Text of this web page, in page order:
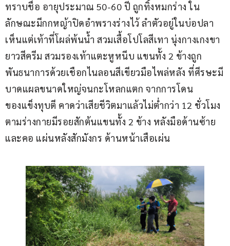
ทราบชื่อ อายุประมาณ 50-60 ปี ถูกทิ้งหมกร่าง ใน
ลักษณะมีกกหญ้าปิดอำพรางร่างไว้ ลำตัวอยู่ในบ่อปลา
เห็นแต่เท้าที่โผล่พ้นน้ำ สวมเสื้อโปโลสีเทา นุ่งกางเกงขา
ยาวสีครีม สวมรองเท้าแตะหูหนีบ แขนทั้ง 2 ข้างถูก
พันธนาการด้วยเชือกไนลอนสีเขียวมือไพล่หลัง ที่ศีรษะมี
บาดแผลขนาดใหญ่จนกะโหลกแตก จากการโดน
ของแข็งทุบตี คาดว่าเสียชีวิตมาแล้วไม่ต่ำกว่า 12 ชั่วโมง
ตามร่างกายมีรอยสักต้นแขนทั้ง 2 ข้าง หลังมือด้านซ้าย
และคอ แผ่นหลังสักมังกร ด้านหน้าเสือเผ่น